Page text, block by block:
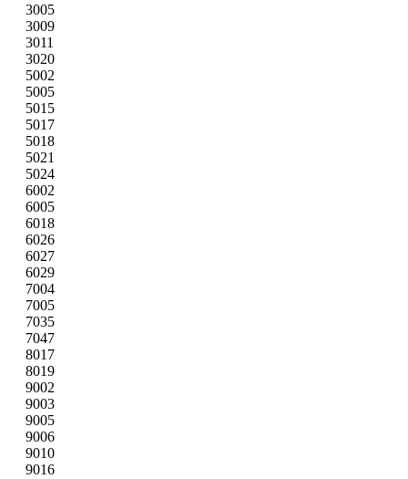
3005
3009
3011
3020
5002
5005
5015
5017
5018
5021
5024
6002
6005
6018
6026
6027
6029
7004
7005
7035
7047
8017
8019
9002
9003
9005
9006
9010
9016